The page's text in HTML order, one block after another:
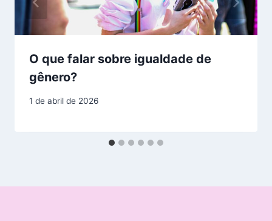
O que falar sobre igualdade de
gênero?
1 de abril de 2026